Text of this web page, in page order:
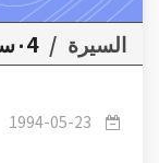
السيرة / ٠4سيرة التابعين
1994-05-23